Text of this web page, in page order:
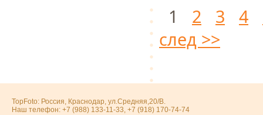
1 2 3 4
след >>
TopFoto: Россия, Краснодар, ул.Средняя,20/В.
Наш телефон: +7 (988) 133-11-33, +7 (918) 170-74-74